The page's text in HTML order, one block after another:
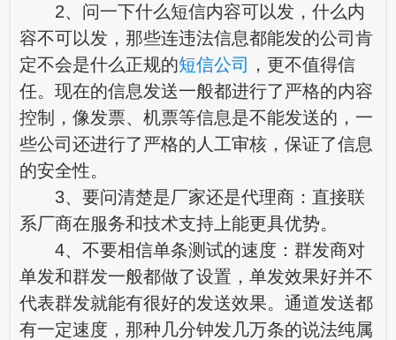
2、问一下什么短信内容可以发，什么内
容不可以发，那些连违法信息都能发的公司肯
定不会是什么正规的短信公司
，更不值得信
任。现在的信息发送一般都进行了严格的内容
控制，像发票、机票等信息是不能发送的，一
些公司还进行了严格的人工审核，保证了信息
的安全性。
3、要问清楚是厂家还是代理商：直接联
系厂商在服务和技术支持上能更具优势。
4、不要相信单条测试的速度：群发商对
单发和群发一般都做了设置，单发效果好并不
代表群发就能有很好的发送效果。通道发送都
有一定速度，那种几分钟发几万条的说法纯属